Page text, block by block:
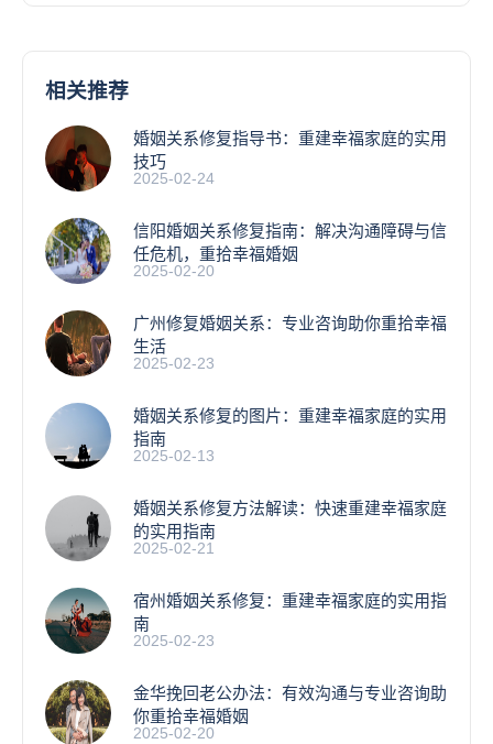
相关推荐
婚姻关系修复指导书：重建幸福家庭的实用
技巧
2025-02-24
信阳婚姻关系修复指南：解决沟通障碍与信
任危机，重拾幸福婚姻
2025-02-20
广州修复婚姻关系：专业咨询助你重拾幸福
生活
2025-02-23
婚姻关系修复的图片：重建幸福家庭的实用
指南
2025-02-13
婚姻关系修复方法解读：快速重建幸福家庭
的实用指南
2025-02-21
宿州婚姻关系修复：重建幸福家庭的实用指
南
2025-02-23
金华挽回老公办法：有效沟通与专业咨询助
你重拾幸福婚姻
2025-02-20